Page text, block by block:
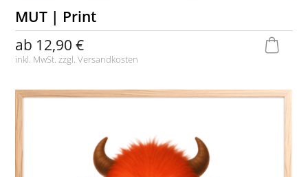
MUT | Print
ab 12,90 €
inkl. MwSt. zzgl.Versandkosten